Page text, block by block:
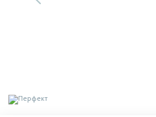
Блог Полуколонна